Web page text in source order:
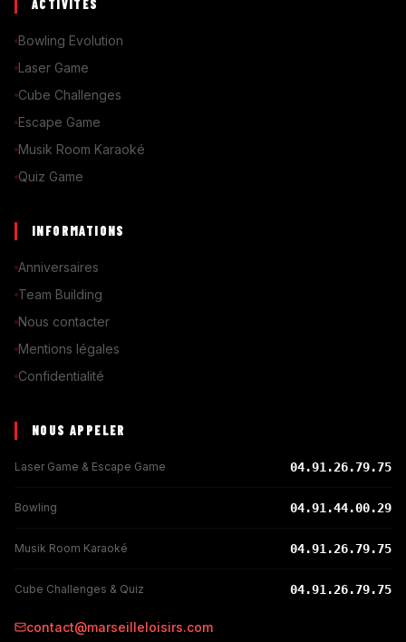
ACTIVITÉS
Bowling Evolution
Laser Game
Cube Challenges
Escape Game
Musik Room Karaoké
Quiz Game
INFORMATIONS
Anniversaires
Team Building
Nous contacter
Mentions légales
Confidentialité
NOUS APPELER
Laser Game & Escape Game 04.91.26.79.75
Bowling 04.91.44.00.29
Musik Room Karaoké 04.91.26.79.75
Cube Challenges & Quiz 04.91.26.79.75
contact@marseilleloisirs.com